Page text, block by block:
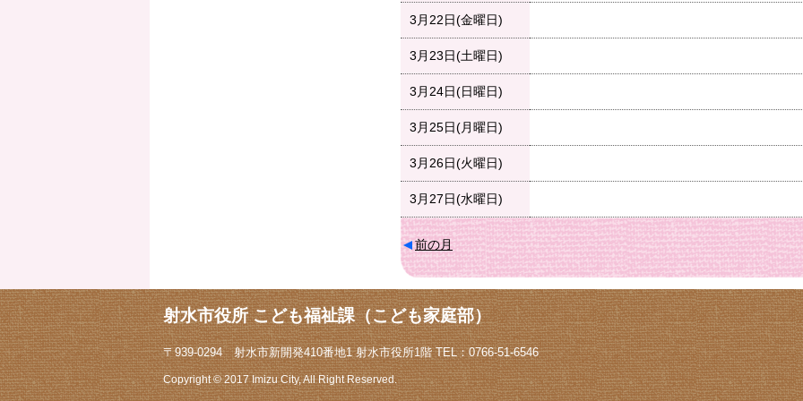
3月22日(金曜日)
3月23日(土曜日)
3月24日(日曜日)
3月25日(月曜日)
3月26日(火曜日)
3月27日(水曜日)
前の月
射水市役所 こども福祉課（こども家庭部）
〒939-0294 射水市新開発410番地1 射水市役所1階 TEL：0766-51-6546
Copyright © 2017 Imizu City, All Right Reserved.